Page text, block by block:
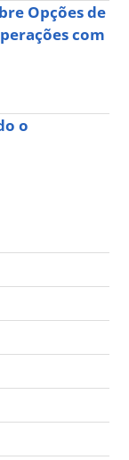
Opções de
com
o